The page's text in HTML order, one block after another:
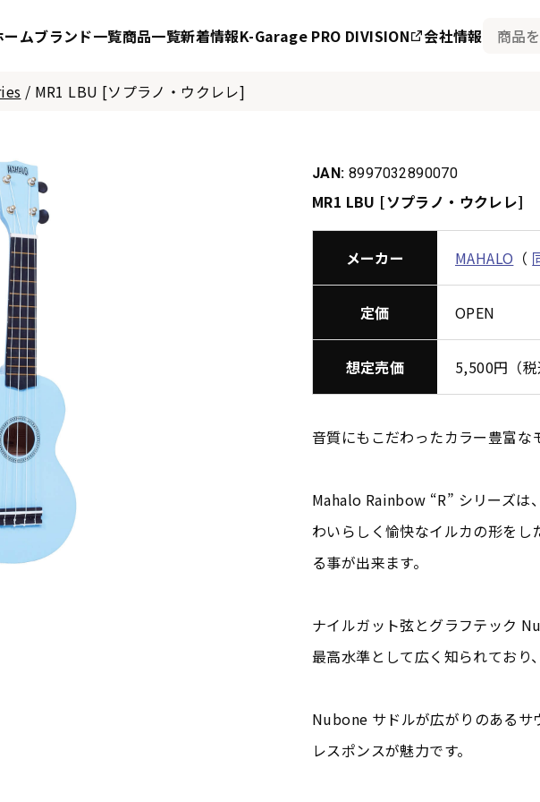
ームブランド一覧商品一覧新着情報K-Garage PRO DIVISION 会社情報
/ MR1 LBU [ソプラノ・ウクレレ]
JAN: 8997032890070
MR1 LBU [ソプラノ・ウクレレ]
メーカー MAHALO （
定価 OPEN
想定売価 5,500円（税
音質にもこだわったカラー豊富な
Mahalo Rainbow “R” シリーズは
わいらしく愉快なイルカの形を
る事が出来ます。
ナイルガット弦とグラフテック
最高水準として広く知られており
Nubone サドルが広がりのあるサ
レスポンスが魅力です。